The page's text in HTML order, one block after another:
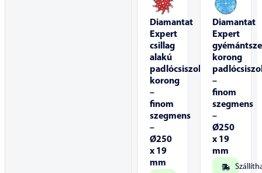
Diamantat
Expert
csillag
alakú
padlócsiszoló
korong
–
finom
szegmens
–
Ø250
x 19
mm
Diamantat
Expert
korong
–
finom
szegmens
–
Ø250
x 19
mm